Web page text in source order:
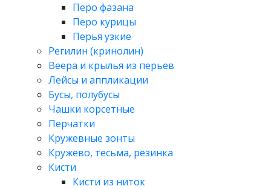
Перо фазана
Перо курицы
Перья узкие
Регилин (кринолин)
Веера и крылья из перьев
Лейсы и аппликации
Бусы, полубусы
Чашки корсетные
Перчатки
Кружевные зонты
Кружево, тесьма, резинка
Кисти
Кисти из ниток